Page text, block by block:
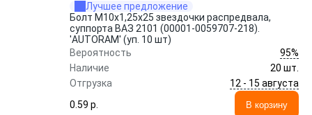
Лучшее предложение
Болт М10x1,25x25 звездочки распредвала,
суппорта ВАЗ 2101 (00001-0059707-218).
'AUTORAM' (уп. 10 шт)
Вероятность
95%
Наличие
20 шт.
Отгрузка
12 - 15 августа
0.59 p.
В корзину